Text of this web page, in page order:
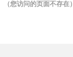
（您访问的页面不存在）